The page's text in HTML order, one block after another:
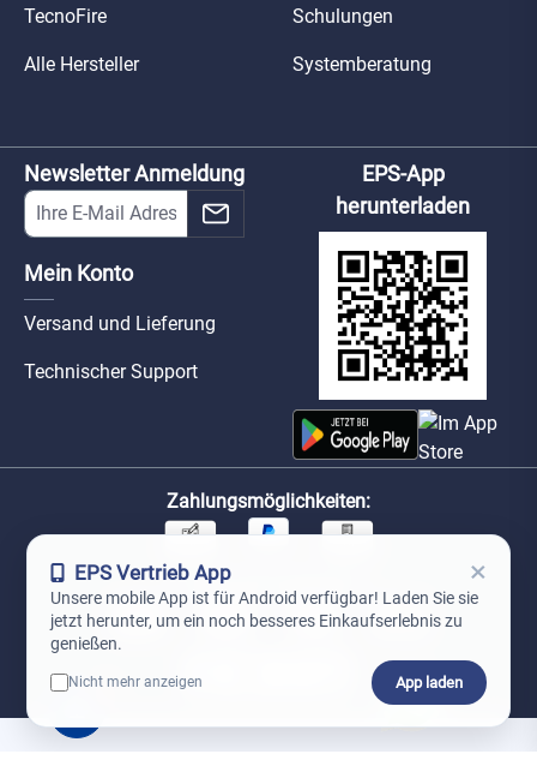
TecnoFire
Alle Hersteller
Schulungen
Systemberatung
Newsletter Anmeldung
Mein Konto
Versand und Lieferung
Technischer Support
EPS-App
herunterladen
Zahlungsmöglichkeiten:
Unsere Versandpartner:
EPS Vertrieb App ×
Unsere mobile App ist für Android verfügbar! Laden Sie sie
jetzt herunter, um ein noch besseres Einkaufserlebnis zu
genießen.
Nicht mehr anzeigen App laden